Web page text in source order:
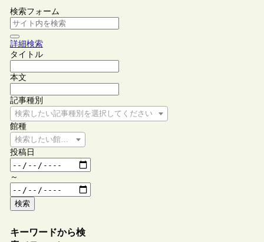
検索フォーム
詳細検索
タイトル
本文
記事種別
検索したい記事種別を選択してください
館種
検索したい館種を選択してください
投稿日
～
検索
キーワードから検